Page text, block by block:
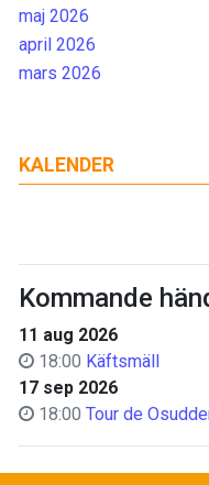
maj 2026
april 2026
mars 2026
KALENDER
Kommande
11 aug 2026
18:00 Käftsmäll
17 sep 2026
18:00 Tour de